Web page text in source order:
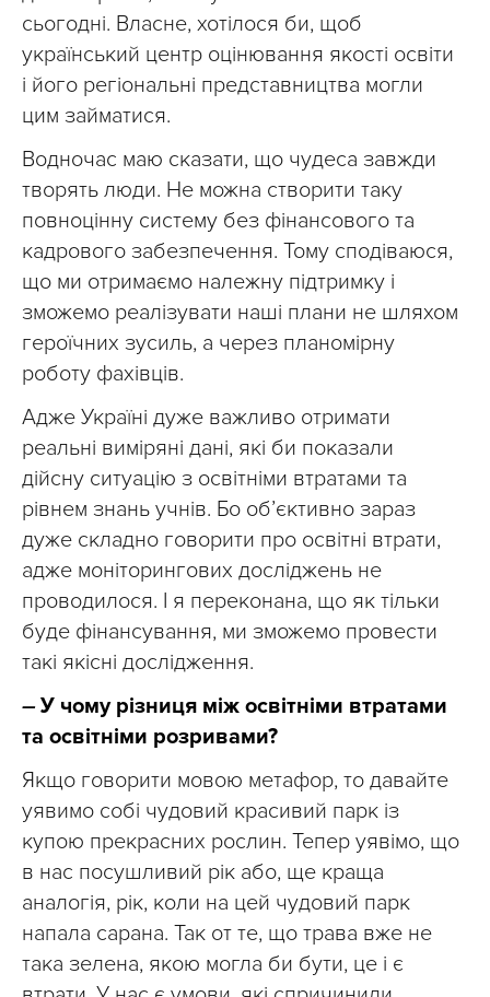
сьогодні. Власне, хотілося би, щоб
український центр оцінювання якості освіти
і його регіональні представництва могли
цим займатися.
Водночас маю сказати, що чудеса завжди
творять люди. Не можна створити таку
повноцінну систему без фінансового та
кадрового забезпечення. Тому сподіваюся,
що ми отримаємо належну підтримку і
зможемо реалізувати наші плани не шляхом
героїчних зусиль, а через планомірну
роботу фахівців.
Адже Україні дуже важливо отримати
реальні виміряні дані, які би показали
дійсну ситуацію з освітніми втратами та
рівнем знань учнів. Бо об’єктивно зараз
дуже складно говорити про освітні втрати,
адже моніторингових досліджень не
проводилося. І я переконана, що як тільки
буде фінансування, ми зможемо провести
такі якісні дослідження.
–У чому різниця між освітніми втратами
та освітніми розривами?
Якщо говорити мовою метафор, то давайте
уявимо собі чудовий красивий парк із
купою прекрасних рослин. Тепер уявімо, що
в нас посушливий рік або, ще краща
аналогія, рік, коли на цей чудовий парк
напала сарана. Так от те, що трава вже не
така зелена, якою могла би бути, це і є